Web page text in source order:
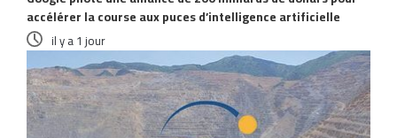
accélérer la course aux puces d’intelligence artificielle
il y a 1 jour